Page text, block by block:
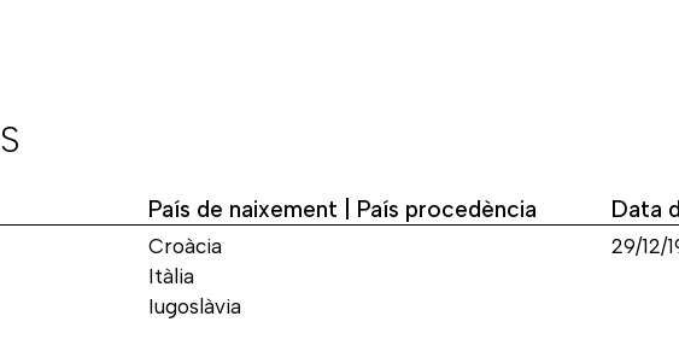
País de naixement | País procedència
Croàcia
Itàlia
Iugoslàvia
Data
29/12/